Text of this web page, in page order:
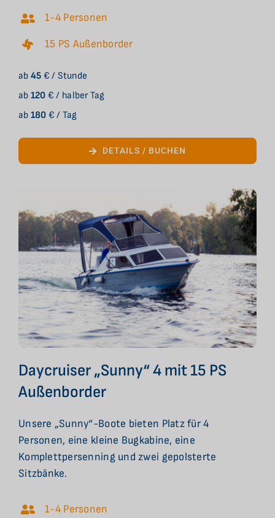
1-4 Personen
15 PS Außenborder
ab 45 € / Stunde
ab 120 € / halber Tag
ab 180 € / Tag
DETAILS / BUCHEN
Daycruiser „Sunny“ 4 mit 15 PS
Außenborder
Unsere „Sunny“-Boote bieten Platz für 4
Personen, eine kleine Bugkabine, eine
Komplettpersenning und zwei gepolsterte
Sitzbänke.
1-4 Personen